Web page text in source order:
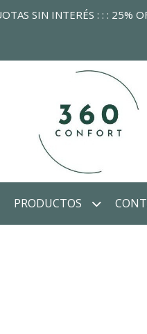
SIN INTERÉS : : : 25%
PRODUCTOS